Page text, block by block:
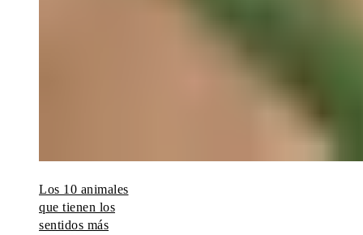
Los 10 animales
que tienen los
sentidos más